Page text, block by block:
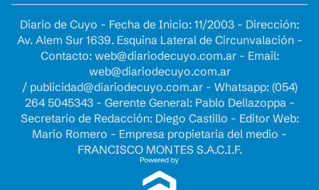
Diario de Cuyo - Fecha de Inicio: 11/2003 - Dirección:
Av. Alem Sur 1639. Esquina Lateral de Circunvalación -
Contacto: web@diariodecuyo.com.ar- Email:
web@diariodecuyo.com.ar
/ publicidad@diariodecuyo.com.ar- Whatsapp: (054)
264 5045343 - Gerente General: Pablo Dellazoppa -
Secretario de Redacción: Diego Castillo - Editor Web:
Mario Romero - Empresa propietaria del medio -
FRANCISCO MONTES S.A.C.I.F.